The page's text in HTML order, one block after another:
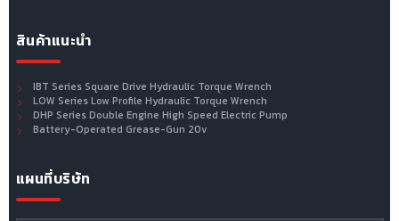
สินค้าแนะนำ
IBT Series Square Drive Hydraulic Torque Wrench
LOW Series Low Profile Hydraulic Torque Wrench
DHP Series Double Engine High Speed Electric Pump
Battery-Operated Grease-Gun 20v
แผนที่บริษัท